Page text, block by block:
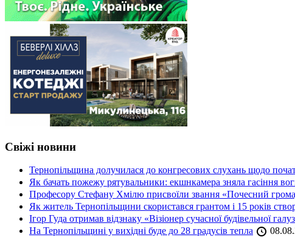
Свіжі новини
Тернопільщина долучилася до конгресових слухань щодо
Як бачать пожежу рятувальники: екшнкамера зняла гасіння
Професору Стефану Хмілю присвоїли звання «Почесний
Як житель Тернопільщини скористався грантом і 15 років
Ігор Гуда отримав відзнаку «Візіонер сучасної будівельної
На Тернопільщині у вихідні буде до 28 градусів тепла